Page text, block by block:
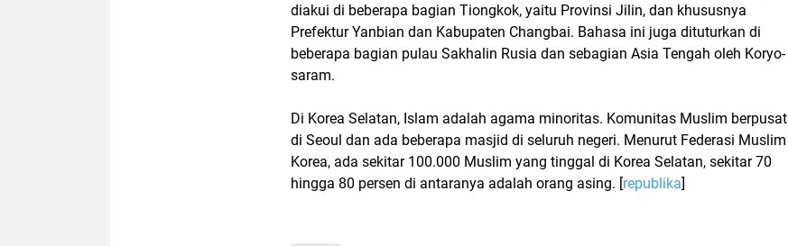
diakui di beberapa bagian Tiongkok, yaitu Provinsi Jilin, dan khususnya
Prefektur Yanbian dan Kabupaten Changbai. Bahasa ini juga dituturkan di
beberapa bagian pulau Sakhalin Rusia dan sebagian Asia Tengah oleh Koryo-
saram.
Di Korea Selatan, Islam adalah agama minoritas. Komunitas Muslim berpusat
di Seoul dan ada beberapa masjid di seluruh negeri. Menurut Federasi Muslim
Korea, ada sekitar 100.000 Muslim yang tinggal di Korea Selatan, sekitar 70
hingga 80 persen di antaranya adalah orang asing. [republika]